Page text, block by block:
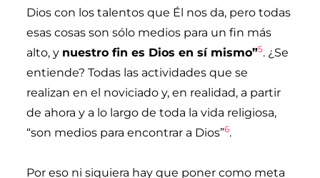
Dios con los talentos que Él nos da, pero todas
esas cosas son sólo medios para un fin más
alto, y nuestro fin es Dios en sí mismo”5. ¿Se
entiende? Todas las actividades que se
realizan en el noviciado y, en realidad, a partir
de ahora y a lo largo de toda la vida religiosa,
“son medios para encontrar a Dios”6.
Por eso ni siquiera hay que poner como meta